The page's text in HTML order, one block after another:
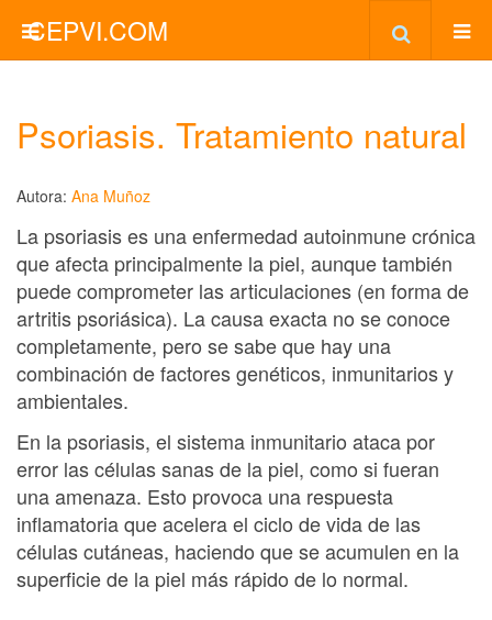
CEPVI.COM
Psoriasis. Tratamiento natural
Autora: Ana Muñoz
La psoriasis es una enfermedad autoinmune crónica
que afecta principalmente la piel, aunque también
puede comprometer las articulaciones (en forma de
artritis psoriásica). La causa exacta no se conoce
completamente, pero se sabe que hay una
combinación de factores genéticos, inmunitarios y
ambientales.
En la psoriasis, el sistema inmunitario ataca por
error las células sanas de la piel, como si fueran
una amenaza. Esto provoca una respuesta
inflamatoria que acelera el ciclo de vida de las
células cutáneas, haciendo que se acumulen en la
superficie de la piel más rápido de lo normal.